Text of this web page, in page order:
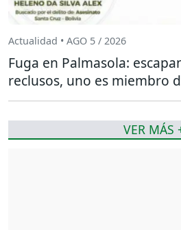
Actualidad • AGO 5 / 2026
Fuga en Palmasola:
reclusos, uno es miembro
VER MÁS